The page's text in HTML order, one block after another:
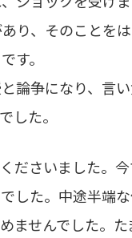
り、そのことを
す。
論争になり、言
した。
ださいました。
した。中途半端
ませんでした。